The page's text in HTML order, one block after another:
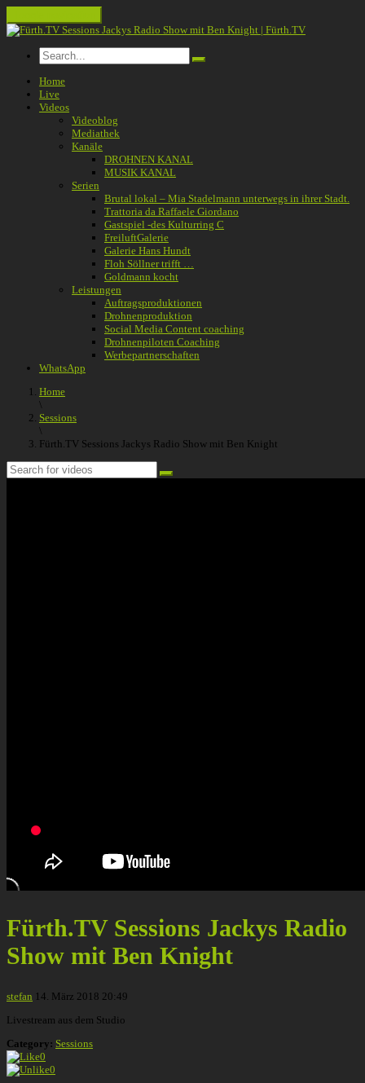
Home
Live
Videos
Videoblog
Mediathek
Kanäle
DROHNEN KANAL
MUSIK KANAL
Serien
Brutal lokal – Mia Stadelmann unterwegs in ihrer Stadt.
Trattoria da Raffaele Giordano
Gastspiel -des Kulturring C
FreiluftGalerie
Galerie Hans Hundt
Floh Söllner trifft …
Goldmann kocht
Leistungen
Auftragsproduktionen
Drohnenproduktion
Social Media Content coaching
Drohnenpiloten Coaching
Werbepartnerschaften
WhatsApp
Home
\
Sessions
\
Fürth.TV Sessions Jackys Radio Show mit Ben Knight
Fürth.TV Sessions Jackys Radio
Show mit Ben Knight
stefan 14. März 2018 20:49
Livestream aus dem Studio
Category: Sessions
0
0